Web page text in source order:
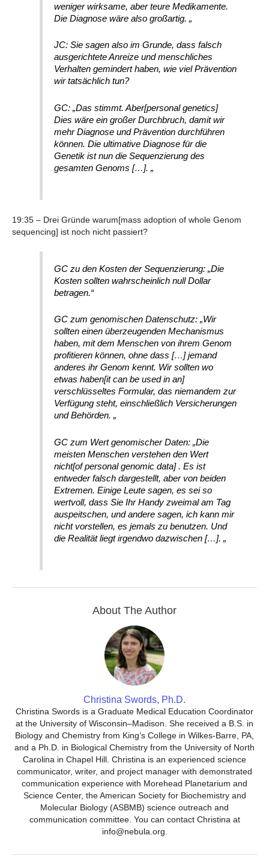
weniger wirksame, aber teure Medikamente.
Die Diagnose wäre also großartig. „
JC: Sie sagen also im Grunde, dass falsch
ausgerichtete Anreize und menschliches
Verhalten gemindert haben, wie viel Prävention
wir tatsächlich tun?
GC: „Das stimmt. Aber[personal genetics]
Dies wäre ein großer Durchbruch, damit wir
mehr Diagnose und Prävention durchführen
können. Die ultimative Diagnose für die
Genetik ist nun die Sequenzierung des
gesamten Genoms […]. „
19:35 – Drei Gründe warum[mass adoption of whole Genom
sequencing] ist noch nicht passiert?
GC zu den Kosten der Sequenzierung: „Die
Kosten sollten wahrscheinlich null Dollar
betragen.“
GC zum genomischen Datenschutz: „Wir
sollten einen überzeugenden Mechanismus
haben, mit dem Menschen von ihrem Genom
profitieren können, ohne dass […] jemand
anderes ihr Genom kennt. Wir sollten wo
etwas haben[it can be used in an]
verschlüsseltes Formular, das niemandem zur
Verfügung steht, einschließlich Versicherungen
und Behörden. „
GC zum Wert genomischer Daten: „Die
meisten Menschen verstehen den Wert
nicht[of personal genomic data] . Es ist
entweder falsch dargestellt, aber von beiden
Extremen. Einige Leute sagen, es sei so
wertvoll, dass Sie Ihr Handy zweimal am Tag
auspeitschen, und andere sagen, ich kann mir
nicht vorstellen, es jemals zu benutzen. Und
die Realität liegt irgendwo dazwischen […]. „
About The Author
Christina Swords, Ph.D.
Christina Swords is a Graduate Medical Education Coordinator
at the University of Wisconsin–Madison. She received a B.S. in
Biology and Chemistry from King’s College in Wilkes-Barre, PA,
and a Ph.D. in Biological Chemistry from the University of North
Carolina in Chapel Hill. Christina is an experienced science
communicator, writer, and project manager with demonstrated
communication experience with Morehead Planetarium and
Science Center, the American Society for Biochemistry and
Molecular Biology (ASBMB) science outreach and
communication committee. You can contact Christina at
info@nebula.org.